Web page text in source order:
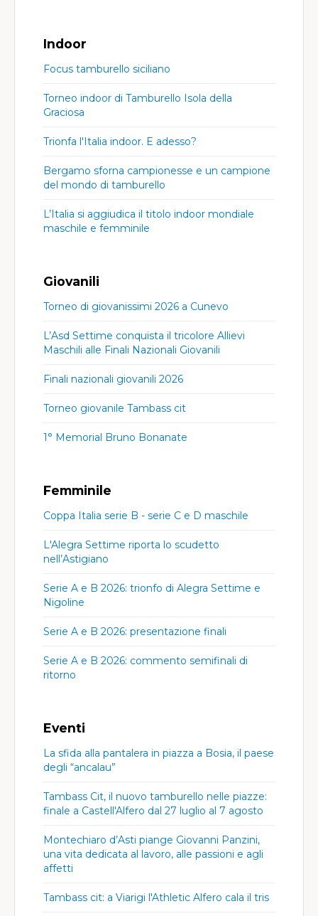
Indoor
Focus tamburello siciliano
Torneo indoor di Tamburello Isola della
Graciosa
Trionfa l'Italia indoor. E adesso?
Bergamo sforna campionesse e un campione
del mondo di tamburello
L’Italia si aggiudica il titolo indoor mondiale
maschile e femminile
Giovanili
Torneo di giovanissimi 2026 a Cunevo
L’Asd Settime conquista il tricolore Allievi
Maschili alle Finali Nazionali Giovanili
Finali nazionali giovanili 2026
Torneo giovanile Tambass cit
1° Memorial Bruno Bonanate
Femminile
Coppa Italia serie B - serie C e D maschile
L'Alegra Settime riporta lo scudetto
nell’Astigiano
Serie A e B 2026: trionfo di Alegra Settime e
Nigoline
Serie A e B 2026: presentazione finali
Serie A e B 2026: commento semifinali di
ritorno
Eventi
La sfida alla pantalera in piazza a Bosia, il paese
degli “ancalau”
Tambass Cit, il nuovo tamburello nelle piazze:
finale a Castell'Alfero dal 27 luglio al 7 agosto
Montechiaro d’Asti piange Giovanni Panzini,
una vita dedicata al lavoro, alle passioni e agli
affetti
Tambass cit: a Viarigi l'Athletic Alfero cala il tris